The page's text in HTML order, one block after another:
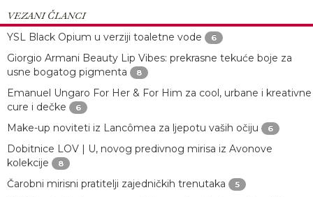
VEZANI ČLANCI
YSL Black Opium u verziji toaletne vode
6
Giorgio Armani Beauty Lip Vibes: prekrasne tekuće boje za
usne bogatog pigmenta
8
Emanuel Ungaro For Her & For Him za cool, urbane i kreativne
cure i dečke
6
Make-up noviteti iz Lancômea za ljepotu vaših očiju 6
Dobitnice LOV | U, novog predivnog mirisa iz Avonove
kolekcije
8
Čarobni mirisni pratitelji zajedničkih trenutaka 5